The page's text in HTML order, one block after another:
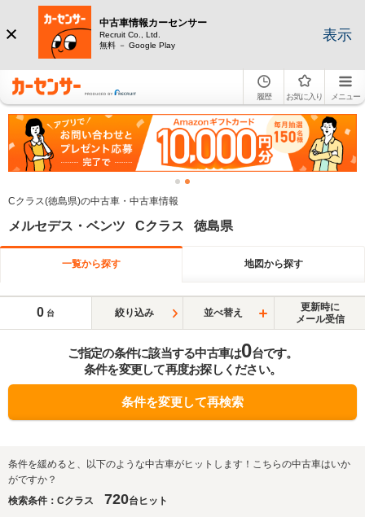
中古車情報カーセンサー
Recruit Co., Ltd.
無料 － Google Play
表示
履歴 お気に入り メニュー
Cクラス(徳島県)の中古車・中古車情報
メルセデス・ベンツ Cクラス 徳島県
一覧から探す 地図から探す
0 台 絞り込み 並べ替え
更新時に
メール受信
ご指定の条件に該当する中古車は0台です。
条件を変更して再度お探しください。
条件を変更して再検索
条件を緩めると、以下のような中古車がヒットします！こちらの中古車はいか
がですか？
検索条件：Cクラス
720台ヒット